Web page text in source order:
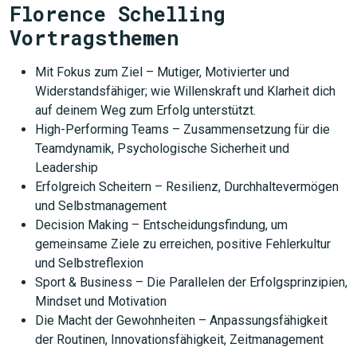
Florence Schelling
Vortragsthemen
Mit Fokus zum Ziel – Mutiger, Motivierter und
Widerstandsfähiger; wie Willenskraft und Klarheit dich
auf deinem Weg zum Erfolg unterstützt.
High-Performing Teams – Zusammensetzung für die
Teamdynamik, Psychologische Sicherheit und
Leadership
Erfolgreich Scheitern – Resilienz, Durchhaltevermögen
und Selbstmanagement
Decision Making – Entscheidungsfindung, um
gemeinsame Ziele zu erreichen, positive Fehlerkultur
und Selbstreflexion
Sport & Business – Die Parallelen der Erfolgsprinzipien,
Mindset und Motivation
Die Macht der Gewohnheiten – Anpassungsfähigkeit
der Routinen, Innovationsfähigkeit, Zeitmanagement